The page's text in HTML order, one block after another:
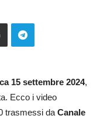
15 settembre 2024,
Ecco i video
trasmessi da Canale